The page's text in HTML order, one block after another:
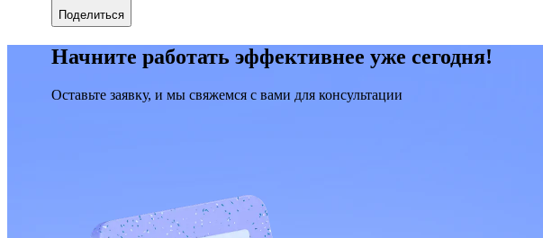
Поделиться
Начните работать эффективнее уже сегодня!
Оставьте заявку, и мы свяжемся с вами для консультации